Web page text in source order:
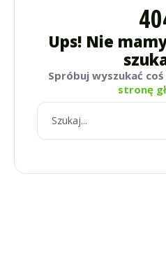
Ups! Nie
Spróbuj wyszukać
stronę